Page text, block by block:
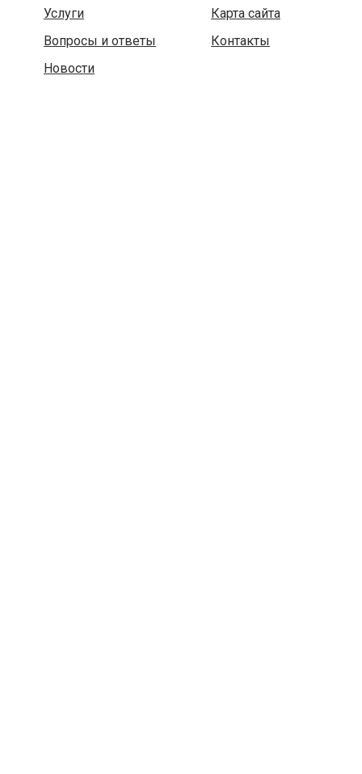
Услуги
Карта сайта
Вопросы и ответы
Контакты
Новости